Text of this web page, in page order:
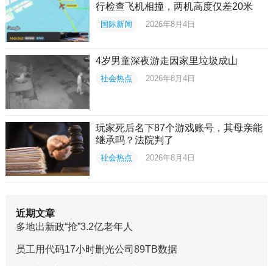
行检查飞机相撞，两机高度仅差20米
国际新闻 2026年8月4日
4岁男童深夜游走因家里垃圾成山
社会热点 2026年8月4日
玩家死后名下87个游戏账号，其母亲能
继承吗？法院判了
社会热点 2026年8月4日
近期文章
多地出新政“抢”3.2亿老年人
员工用代码17小时删光公司89TB数据